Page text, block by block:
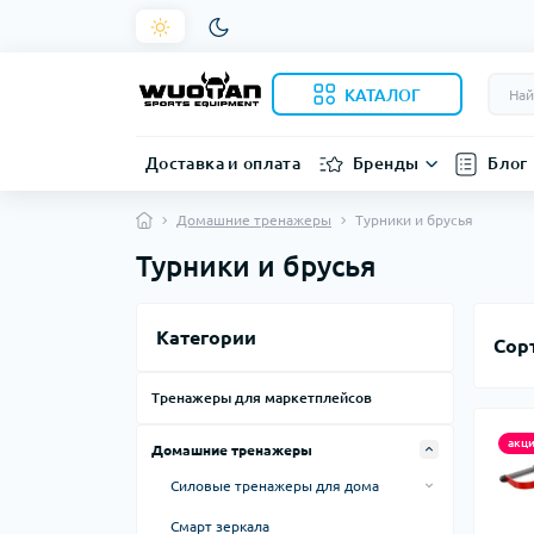
КАТАЛОГ
Доставка и оплата Бренды Блог
Домашние тренажеры Турники и брусья
Турники и брусья
Категории
Тренажеры для маркетплейсов
Домашние тренажеры
Силовые тренажеры для дома
Смарт зеркала